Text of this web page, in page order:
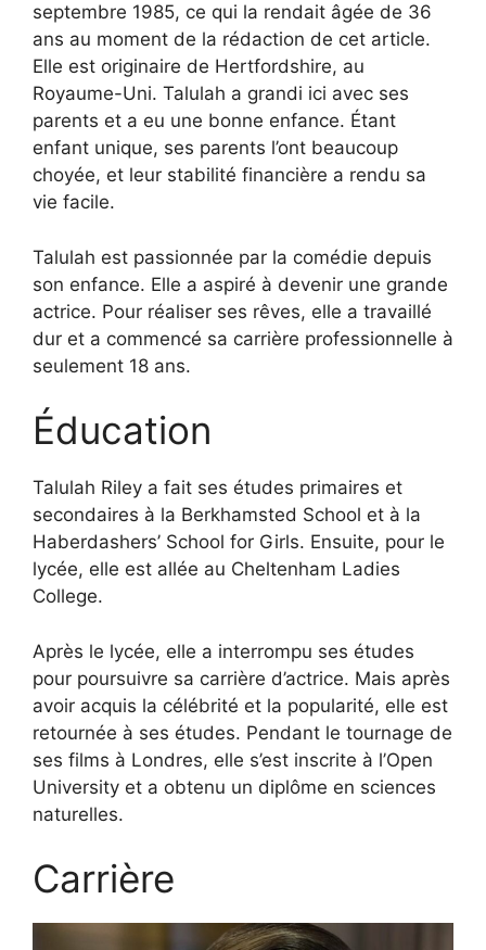
septembre 1985, ce qui la rendait âgée de 36
ans au moment de la rédaction de cet article.
Elle est originaire de Hertfordshire, au
Royaume-Uni. Talulah a grandi ici avec ses
parents et a eu une bonne enfance. Étant
enfant unique, ses parents l’ont beaucoup
choyée, et leur stabilité financière a rendu sa
vie facile.
Talulah est passionnée par la comédie depuis
son enfance. Elle a aspiré à devenir une grande
actrice. Pour réaliser ses rêves, elle a travaillé
dur et a commencé sa carrière professionnelle à
seulement 18 ans.
Éducation
Talulah Riley a fait ses études primaires et
secondaires à la Berkhamsted School et à la
Haberdashers’ School for Girls. Ensuite, pour le
lycée, elle est allée au Cheltenham Ladies
College.
Après le lycée, elle a interrompu ses études
pour poursuivre sa carrière d’actrice. Mais après
avoir acquis la célébrité et la popularité, elle est
retournée à ses études. Pendant le tournage de
ses films à Londres, elle s’est inscrite à l’Open
University et a obtenu un diplôme en sciences
naturelles.
Carrière